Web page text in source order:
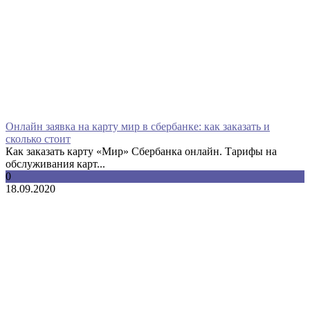
Онлайн заявка на карту мир в сбербанке: как заказать и
сколько стоит
Как заказать карту «Мир» Сбербанка онлайн. Тарифы на
обслуживания карт...
0
18.09.2020